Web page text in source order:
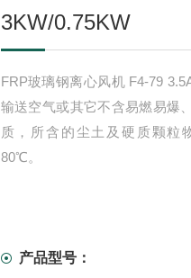
3KW/0.75KW
FRP玻璃钢离心风机 F4-79
输送空气或其它不含易燃易爆
质，所含的尘土及硬质颗粒
80℃。
产品型号：